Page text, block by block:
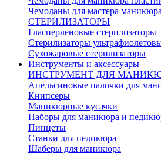
Чемоданы для мастера маникюра
СТЕРИЛИЗАТОРЫ
Гласперленовые стерилизаторы
Стерилизаторы
Сухожаровые стерилизаторы
Инструменты и аксессуары
ИНСТРУМЕНТ ДЛЯ
Апельсиновые палочки для
Книпсеры
Маникюрные кусачки
Наборы для маникюра и
Пинцеты
Станки для педикюра
Шаберы для маникюра